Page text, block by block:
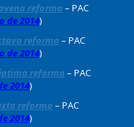
reforma – PAC
de 2014)
reforma – PAC
de 2014)
reforma – PAC
2014)
reforma – PAC
2014)